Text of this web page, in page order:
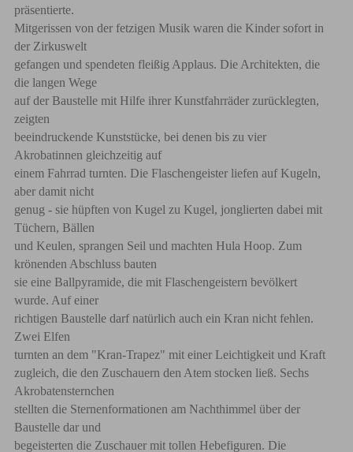
präsentierte.
Mitgerissen von der fetzigen Musik waren die Kinder sofort in
der Zirkuswelt
gefangen und spendeten fleißig Applaus. Die Architekten, die
die langen Wege
auf der Baustelle mit Hilfe ihrer Kunstfahrräder zurücklegten,
zeigten
beeindruckende Kunststücke, bei denen bis zu vier
Akrobatinnen gleichzeitig auf
einem Fahrrad turnten. Die Flaschengeister liefen auf Kugeln,
aber damit nicht
genug - sie hüpften von Kugel zu Kugel, jonglierten dabei mit
Tüchern, Bällen
und Keulen, sprangen Seil und machten Hula Hoop. Zum
krönenden Abschluss bauten
sie eine Ballpyramide, die mit Flaschengeistern bevölkert
wurde. Auf einer
richtigen Baustelle darf natürlich auch ein Kran nicht fehlen.
Zwei Elfen
turnten an dem "Kran-Trapez" mit einer Leichtigkeit und Kraft
zugleich, die den Zuschauern den Atem stocken ließ. Sechs
Akrobatensternchen
stellten die Sternenformationen am Nachthimmel über der
Baustelle dar und
begeisterten die Zuschauer mit tollen Hebefiguren. Die